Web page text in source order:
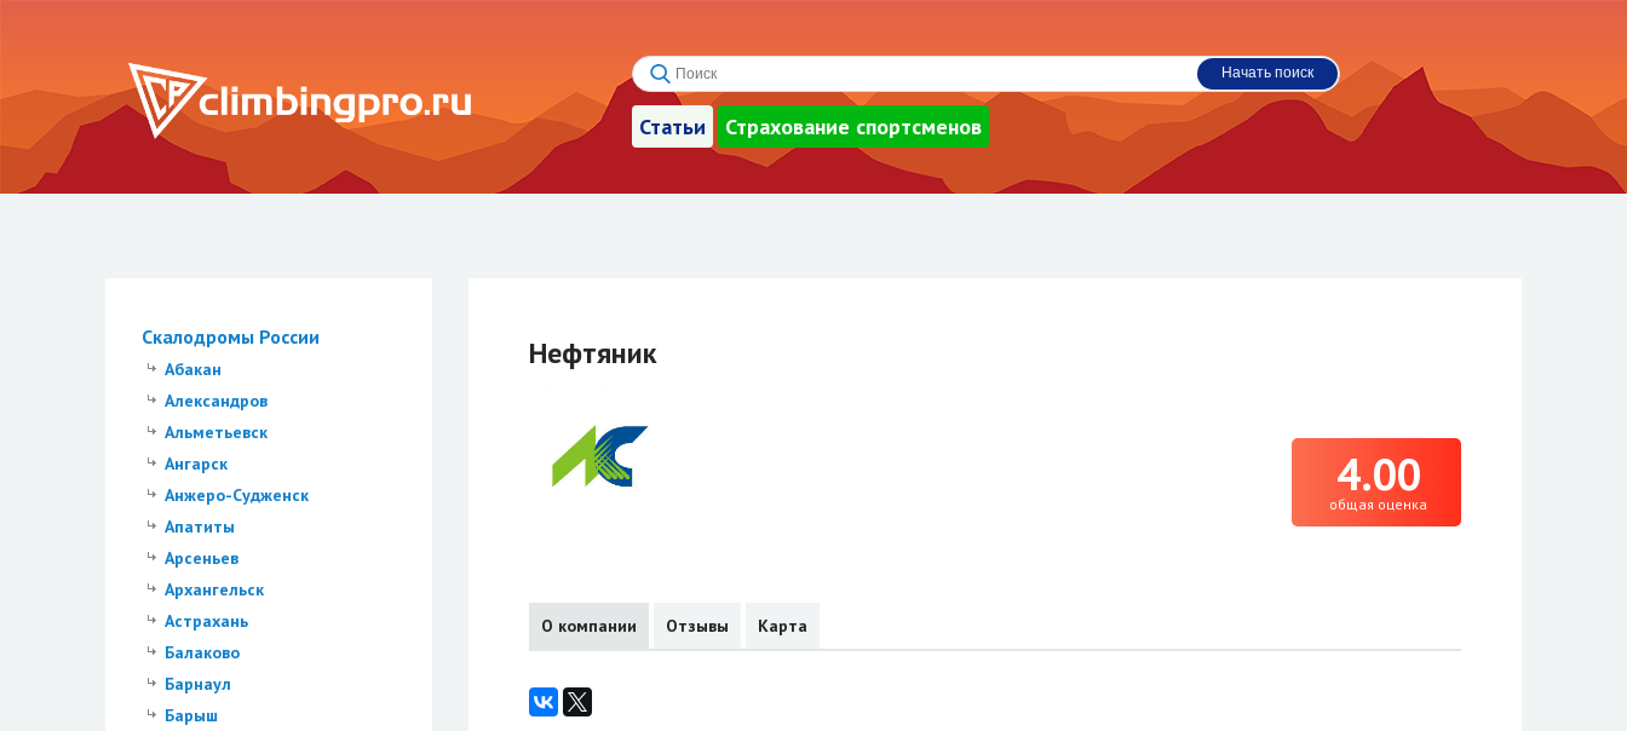
Статьи Страхование спортсменов
Скалодромы России
Абакан
Александров
Альметьевск
Ангарск
Анжеро-Судженск
Апатиты
Арсеньев
Архангельск
Астрахань
Балаково
Барнаул
Барыш
Нефтяник
4.00
общая оценка
О компании Отзывы Карта